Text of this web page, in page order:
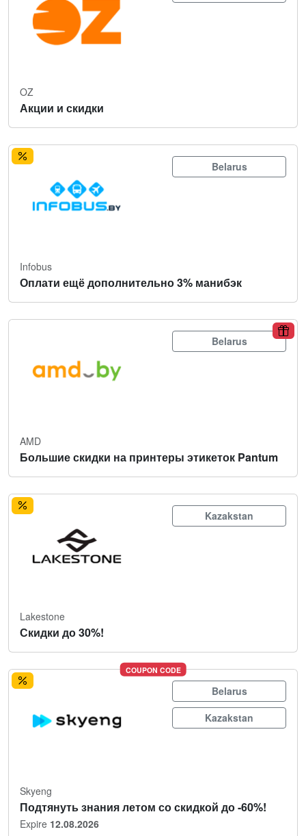
OZ
Акции и скидки
Belarus
Infobus
Оплати ещё дополнительно 3% манибэк
Belarus
AMD
Большие скидки на принтеры этикеток Pantum
Kazakstan
Lakestone
Скидки до 30%!
COUPON CODE
Belarus
Kazakstan
Skyeng
Подтянуть знания летом со скидкой до -60%!
Expire 12.08.2026